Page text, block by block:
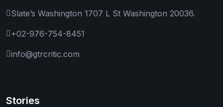
Slate’s Washington 1707 L St Washington 20036.
+02-976-754-8451
info@gtrcritic.com
Stories